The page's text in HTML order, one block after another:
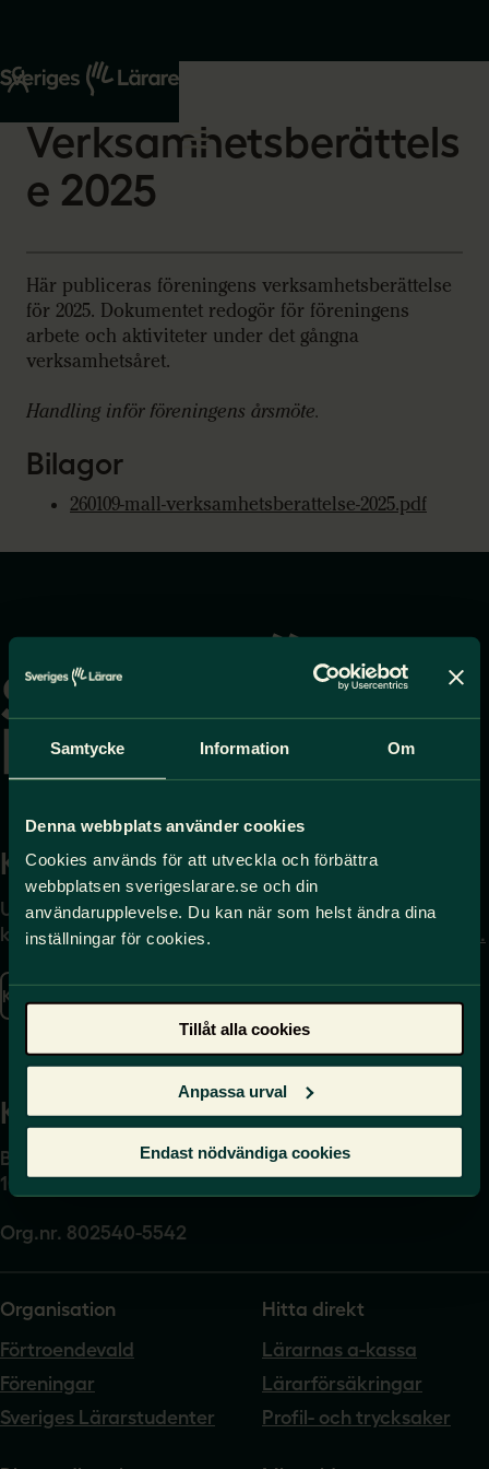
Samtycke Information Om
Denna webbplats använder cookies
Cookies används för att utveckla och förbättra
webbplatsen sverigeslarare.se och din
användarupplevelse. Du kan när som helst ändra dina
inställningar för cookies.
Tillåt alla cookies
Anpassa urval
Endast nödvändiga cookies
Start
Om oss
2026-03-05
Verksamhetsberättels
e 2025
Här publiceras föreningens verksamhetsberättelse
för 2025. Dokumentet redogör för föreningens
arbete och aktiviteter under det gångna
verksamhetsåret.
Handling inför föreningens årsmöte.
Bilagor
260109-mall-verksamhetsberattelse-2025.pdf
Gå
startsidan
Kontakta
Uppgifter om hur du
kontaktar oss finns här.
Kontakta oss
Press
Journalist – du når oss
press@sverigeslarare.
Presskontakt
Kansli
Box 17061
104 62 Stockholm
Org.nr. 802540-5542
Organisation
Förtroendevald
Föreningar
Sveriges Lärarstudenter
Hitta direkt
Lärarnas a-kassa
Lärarförsäkringar
Profil- och trycksaker